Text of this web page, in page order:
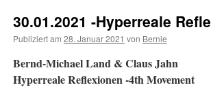
30.01.2021 -Hyperreale
Publiziert am 28. Januar 2021 von Bernie
Bernd-Michael Land & Claus Jahn
Hyperreale Reflexionen -4th Movement